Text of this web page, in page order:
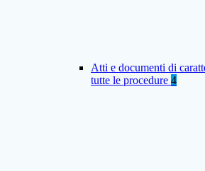
Atti e documenti di
tutte le procedure 4